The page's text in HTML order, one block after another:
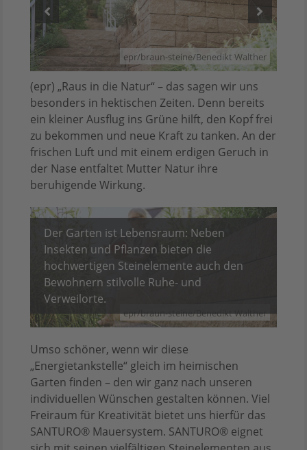
epr/braun-steine/Benedikt Walther
(epr) „Raus in die Natur“ – das sagen wir uns
besonders in hektischen Zeiten. Denn bereits
ein kleiner Ausflug ins Grüne hilft, den Kopf frei
zu bekommen und neue Kraft zu tanken. An der
frischen Luft und mit einem erdigen Geruch in
der Nase entfaltet Mutter Natur ihre
beruhigende Wirkung.
epr/braun-steine/Benedikt Walther
Der Garten ist Lebensraum: Neben
Insekten und Pflanzen bieten die
hochwertigen Steinelemente auch den
Bewohnern stilvolle Ruhe- und
Verweilorte.
Umso schöner, wenn wir diese
„Energietankstelle“ gleich im heimischen
Garten finden – den wir ganz nach unseren
individuellen Wünschen gestalten können. Viel
Freiraum für Kreativität bietet uns hierfür das
SANTURO® Mauersystem. SANTURO® eignet